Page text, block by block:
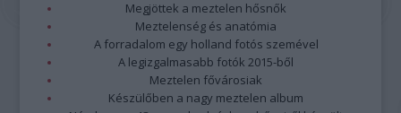
Megjöttek a meztelen hősnők
Meztelenség és anatómia
A forradalom egy holland fotós szemével
A legizgalmasabb fotók 2015-ből
Meztelen fővárosiak
Készülőben a nagy meztelen album